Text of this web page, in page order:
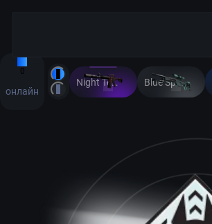
0
онлайн
Night Terror Blue Spruce